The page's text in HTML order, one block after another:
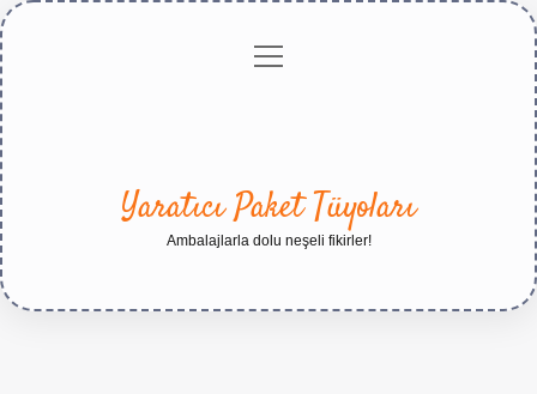
Gizlilikmenüyü
Yaratıcı Paket Tüyoları
Ambalajlarla dolu neşeli fikirler!